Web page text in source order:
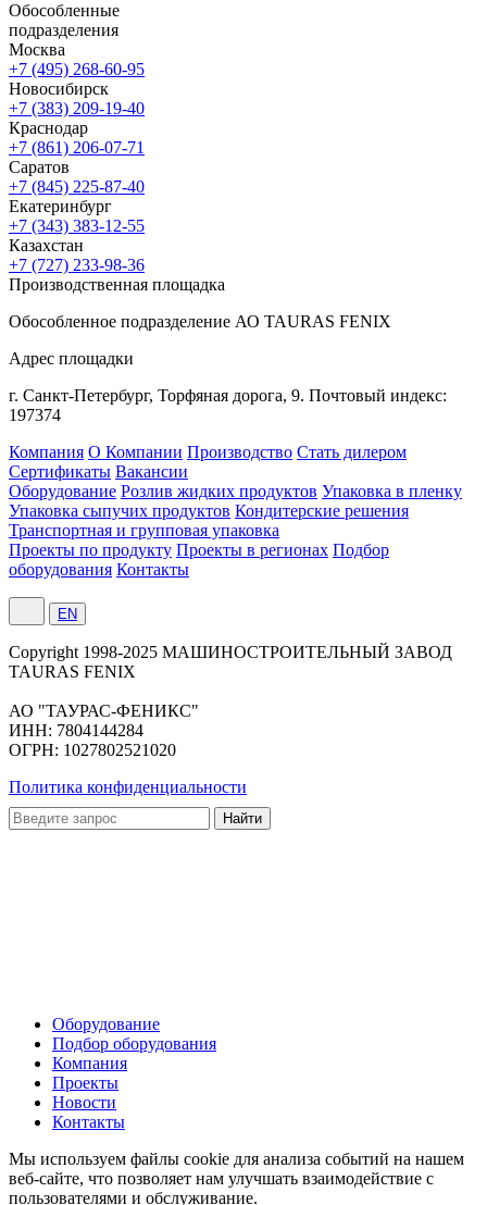
Обособленные
подразделения
Москва
+7 (495) 268-60-95
Новосибирск
+7 (383) 209-19-40
Краснодар
+7 (861) 206-07-71
Саратов
+7 (845) 225-87-40
Екатеринбург
+7 (343) 383-12-55
Казахстан
+7 (727) 233-98-36
Производственная площадка
Обособленное подразделение АО TAURAS FENIX
Адрес площадки
г. Санкт-Петербург, Торфяная дорога, 9. Почтовый индекс:
197374
Компания О Компании Производство Стать дилером
Сертификаты Вакансии
Оборудование Розлив жидких продуктов Упаковка в пленку
Упаковка сыпучих продуктов Кондитерские решения
Транспортная и групповая упаковка
Проекты по продукту Проекты в регионах Подбор
оборудования Контакты
EN
Сopyright 1998-2025 МАШИНОСТРОИТЕЛЬНЫЙ ЗАВОД
TAURAS FENIX
АО "ТАУРАС-ФЕНИКС"
ИНН: 7804144284
ОГРН: 1027802521020
Политика конфиденциальности
Оборудование
Подбор оборудования
Компания
Проекты
Новости
Контакты
Мы используем файлы cookie для анализа событий на нашем
веб-сайте, что позволяет нам улучшать взаимодействие с
пользователями и обслуживание.